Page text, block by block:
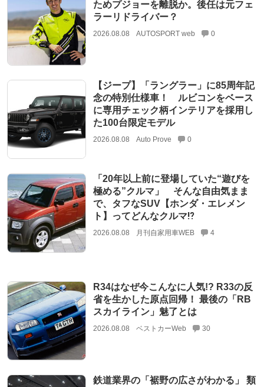
ためプジョーを離脱か。後任は元フェ
ラーリドライバー？
2026.08.08 AUTOSPORT web 0
【ジープ】「ラングラー」に85周年記
念の特別仕様車！ ルビコンをベース
に専用チェック柄インテリアを採用し
た100台限定モデル
2026.08.08 Auto Prove 0
「20年以上前に登場していた“遊びを
極める”クルマ」 そんな自由気まま
で、タフなSUV【ホンダ・エレメン
ト】ってどんなクルマ⁉︎
2026.08.08 月刊自家用車WEB 4
R34はなぜ今こんなに人気!? R33の反
省を生かした原点回帰！ 最後の「RB
スカイライン」魅了とは
2026.08.08 ベストカーWeb 30
鉄道業界の「裾野の広さがわかる」 類